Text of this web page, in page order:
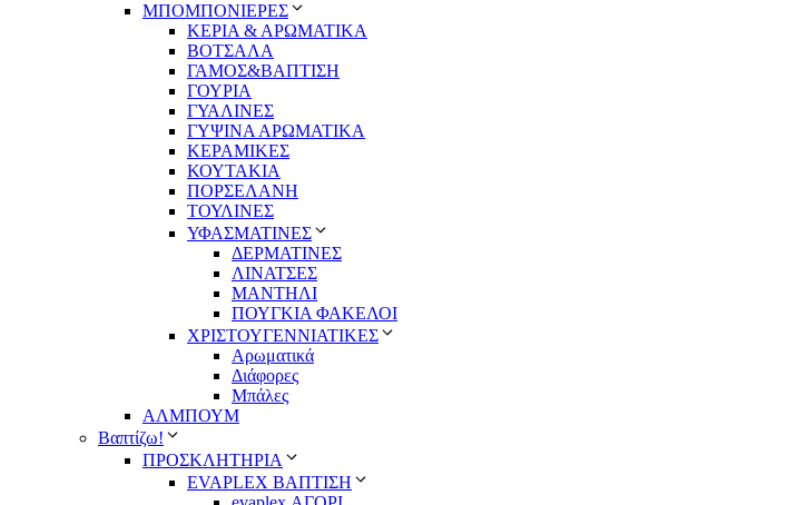
ΜΠΟΜΠΟΝΙΕΡΕΣ
ΚΕΡΙΑ & ΑΡΩΜΑΤΙΚΑ
ΒΟΤΣΑΛΑ
ΓΑΜΟΣ&ΒΑΠΤΙΣΗ
ΓΟΥΡΙΑ
ΓΥΑΛΙΝΕΣ
ΓΥΨΙΝΑ ΑΡΩΜΑΤΙΚΑ
ΚΕΡΑΜΙΚΕΣ
ΚΟΥΤΑΚΙΑ
ΠΟΡΣΕΛΑΝΗ
ΤΟΥΛΙΝΕΣ
ΥΦΑΣΜΑΤΙΝΕΣ
ΔΕΡΜΑΤΙΝΕΣ
ΛΙΝΑΤΣΕΣ
ΜΑΝΤΗΛΙ
ΠΟΥΓΚΙΑ ΦΑΚΕΛΟΙ
ΧΡΙΣΤΟΥΓΕΝΝΙΑΤΙΚΕΣ
Αρωματικά
Διάφορες
Μπάλες
ΑΛΜΠΟΥΜ
Βαπτίζω!
ΠΡΟΣΚΛΗΤΗΡΙΑ
EVAPLEX ΒΑΠΤΙΣΗ